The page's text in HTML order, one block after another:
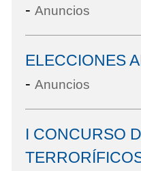
- Anuncios
ELECCIONES
- Anuncios
I CONCURSO